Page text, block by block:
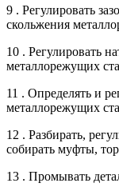
9 . Регулировать
скольжения
10 . Регулировать
металлорежущих
11 . Определять и
металлорежущих
12 . Разбирать,
собирать муфты,
13 . Промывать